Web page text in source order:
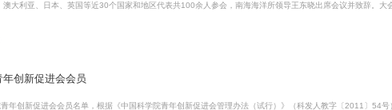
澳大利亚、日本、英国等近30个国家和地区代表共100余人参会，南海海洋所领导王东晓出席会议并致辞。大
创新促进会会员
创新促进会会员名单，根据《中国科学院青年创新促进会管理办法（试行）》（科发人教字〔2011〕54